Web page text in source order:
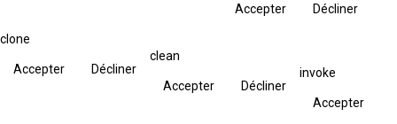
Accepter Décliner
clone
Accepter Décliner
clean
Accepter Décliner
invoke
Accepter